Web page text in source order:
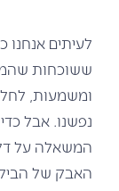
לעיתים אנחנו
ששוכחות
ומשמעות,
נפשנו. אבל
המשאלה על
האבק של